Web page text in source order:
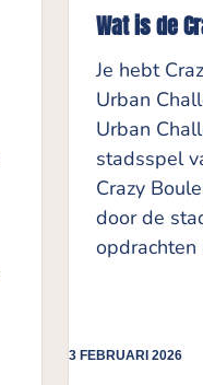
Wat is de
Je hebt
Urban
Urban
stadsspel
Crazy
door de
3 FEBRUARI 2026